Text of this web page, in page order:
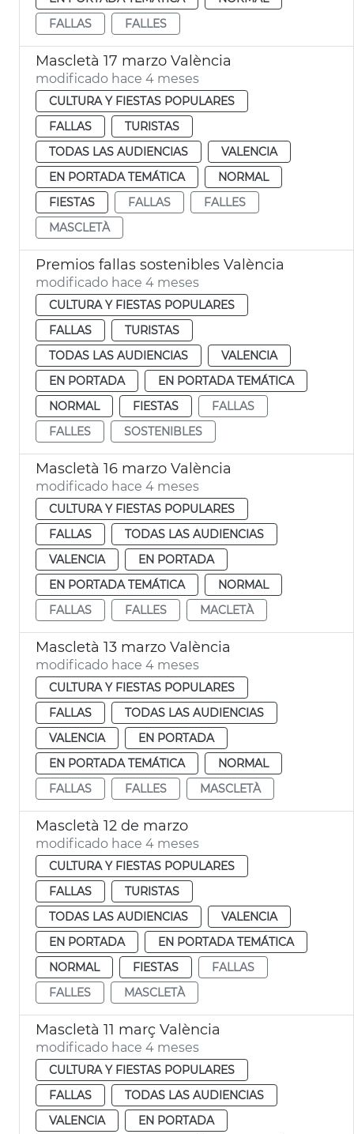
FALLAS
FALLES
Mascletà 17 marzo València
modificado hace 4 meses
CULTURA Y FIESTAS POPULARES
FALLAS
TURISTAS
TODAS LAS AUDIENCIAS
VALENCIA
EN PORTADA TEMÁTICA
NORMAL
FIESTAS
FALLAS
FALLES
MASCLETÀ
Premios fallas sostenibles València
modificado hace 4 meses
CULTURA Y FIESTAS POPULARES
FALLAS
TURISTAS
TODAS LAS AUDIENCIAS
VALENCIA
EN PORTADA
EN PORTADA TEMÁTICA
NORMAL
FIESTAS
FALLAS
FALLES
SOSTENIBLES
Mascletà 16 marzo València
modificado hace 4 meses
CULTURA Y FIESTAS POPULARES
FALLAS
TODAS LAS AUDIENCIAS
VALENCIA
EN PORTADA
EN PORTADA TEMÁTICA
NORMAL
FALLAS
FALLES MACLETÀ
Mascletà 13 marzo València
modificado hace 4 meses
CULTURA Y FIESTAS POPULARES
FALLAS
TODAS LAS AUDIENCIAS
VALENCIA
EN PORTADA
EN PORTADA TEMÁTICA
NORMAL
FALLAS
FALLES MASCLETÀ
Mascletà 12 de marzo
modificado hace 4 meses
CULTURA Y FIESTAS POPULARES
FALLAS
TURISTAS
TODAS LAS AUDIENCIAS
VALENCIA
EN PORTADA
EN PORTADA TEMÁTICA
NORMAL
FIESTAS
FALLAS
FALLES
MASCLETÀ
Mascletà 11 març València
modificado hace 4 meses
CULTURA Y FIESTAS POPULARES
FALLAS
TODAS LAS AUDIENCIAS
VALENCIA
EN PORTADA